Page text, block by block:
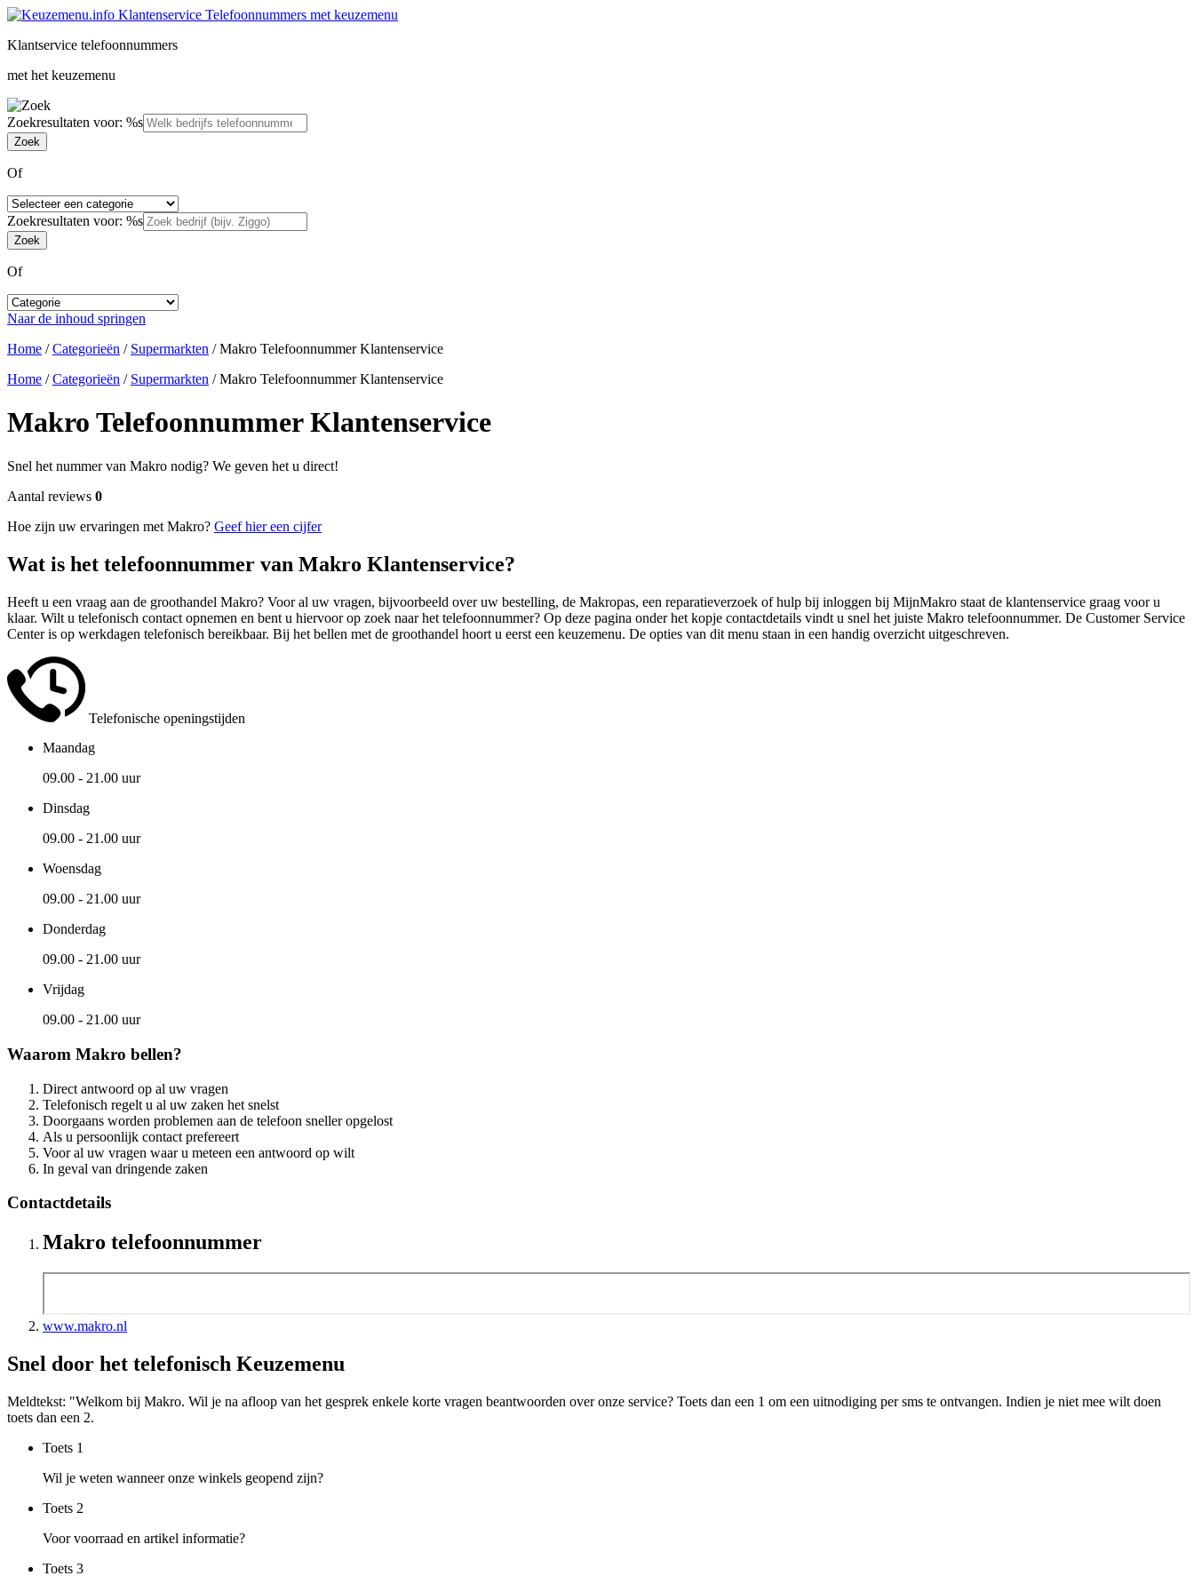
Klantservice telefoonnummers
met het keuzemenu
Zoekresultaten voor: %s
Of
Zoekresultaten voor: %s
Of
Naar de inhoud springen
Home /Categorieën / Supermarkten /Makro Telefoonnummer Klantenservice
Home /Categorieën / Supermarkten /Makro Telefoonnummer Klantenservice
Makro Telefoonnummer Klantenservice
Snel het nummer van Makro nodig? We geven het u direct!
Aantal reviews 0
Hoe zijn uw ervaringen met Makro? Geef hier een cijfer
Wat is het telefoonnummer van Makro Klantenservice?
Heeft u een vraag aan de groothandel Makro? Voor al uw vragen, bijvoorbeeld over uw bestelling, de Makropas, een reparatieverzoek of hulp bij inloggen bij MijnMakro staat de klantenservice graag voor u
klaar. Wilt u telefonisch contact opnemen en bent u hiervoor op zoek naar het telefoonnummer? Op deze pagina onder het kopje contactdetails vindt u snel het juiste Makro telefoonnummer. De Customer Service
Center is op werkdagen telefonisch bereikbaar. Bij het bellen met de groothandel hoort u eerst een keuzemenu. De opties van dit menu staan in een handig overzicht uitgeschreven.
Telefonische openingstijden
Maandag
09.00 - 21.00 uur
Dinsdag
09.00 - 21.00 uur
Woensdag
09.00 - 21.00 uur
Donderdag
09.00 - 21.00 uur
Vrijdag
09.00 - 21.00 uur
Waarom Makro bellen?
Direct antwoord op al uw vragen
Telefonisch regelt u al uw zaken het snelst
Doorgaans worden problemen aan de telefoon sneller opgelost
Als u persoonlijk contact prefereert
Voor al uw vragen waar u meteen een antwoord op wilt
In geval van dringende zaken
Contactdetails
Makro telefoonnummer
www.makro.nl
Snel door het telefonisch Keuzemenu
Meldtekst: "Welkom bij Makro. Wil je na afloop van het gesprek enkele korte vragen beantwoorden over onze service? Toets dan een 1 om een uitnodiging per sms te ontvangen. Indien je niet mee wilt doen
toets dan een 2.
Toets 1
Wil je weten wanneer onze winkels geopend zijn?
Toets 2
Voor voorraad en artikel informatie?
Toets 3